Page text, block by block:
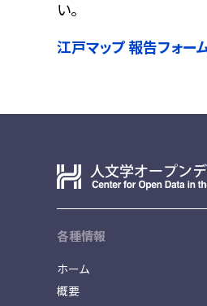
い。
江戸マップ 報告フォー
各種情報
ホーム
概要